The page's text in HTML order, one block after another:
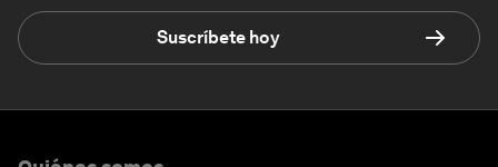
Suscríbete hoy